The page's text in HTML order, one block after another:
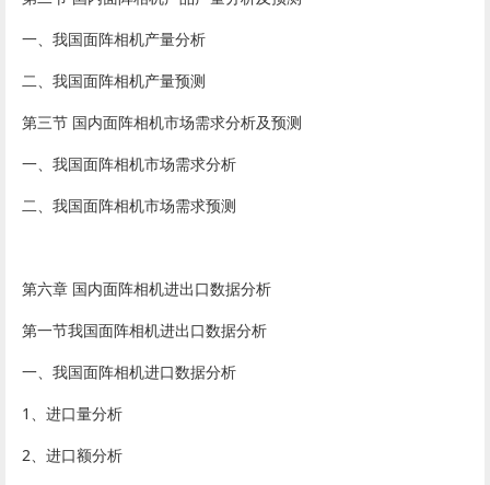
一、我国面阵相机产量分析
二、我国面阵相机产量预测
第三节 国内面阵相机市场需求分析及预测
一、我国面阵相机市场需求分析
二、我国面阵相机市场需求预测
第六章 国内面阵相机进出口数据分析
第一节我国面阵相机进出口数据分析
一、我国面阵相机进口数据分析
1、进口量分析
2、进口额分析